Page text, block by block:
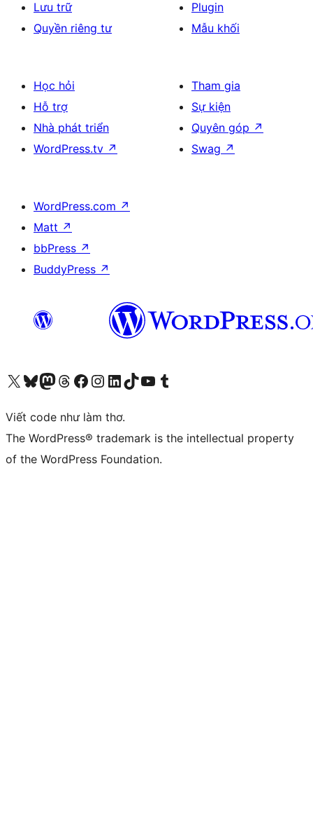
Lưu trữ
Quyền riêng tư
Plugin
Mẫu khối
Học hỏi
Hỗ trợ
Nhà phát triển
WordPress.tv ↗
Tham gia
Sự kiện
Quyên góp ↗
Swag ↗
WordPress.com ↗
Matt ↗
bbPress ↗
BuddyPress ↗
Truy cập tài khoản X (trước đây là Twitter) của chúng tôiVisit our Bluesky account
Visit our Mastodon account
Visit our Threads account
Xem trang Facebook của chúng tôiTruy cập tài khoản Instagram của chúng tôiTruy cập tài khoản LinkedIn của chúng tôiVisit our TikTok account
Truy cập kênh YouTube của chúng tôi Visit our Tumblr account
Viết code như làm thơ.
The WordPress® trademark is the intellectual property
of the WordPress Foundation.